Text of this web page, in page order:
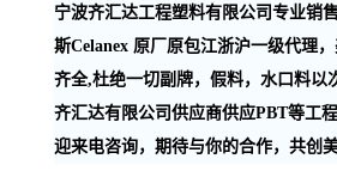
宁波齐汇达工程塑料有限公司专业销
斯Celanex 原厂原包江浙沪一级代理
齐全,杜绝一切副牌，假料，水口料以
齐汇达有限公司供应商供应PBT等工
迎来电咨询，期待与你的合作，共创